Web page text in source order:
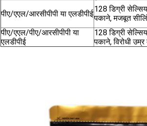
पीए/एएल/आरसीपीपी या एलडीपीई
128 डिग्री
पकाने, मजबूत
पीए/एएल/पीए/आरसीपीपी या
एलडीपीई
128 डिग्री
पकाने, विरोधी